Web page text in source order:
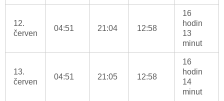
12.
červen
04:51 21:04 12:58
16
hodin
13
minut
13.
červen
04:51 21:05 12:58
16
hodin
14
minut